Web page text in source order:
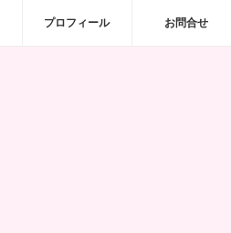
プロフィール お問合せ